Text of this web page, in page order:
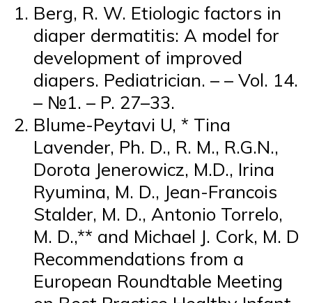
Berg, R. W. Etiologic factors in
diaper dermatitis: A model for
development of improved
diapers. Pediatrician. – – Vol. 14.
– №1. – P. 27–33.
Blume-Peytavi U, * Tina
Lavender, Ph. D., R. M., R.G.N.,
Dorota Jenerowicz, M.D., Irina
Ryumina, M. D., Jean-Francois
Stalder, M. D., Antonio Torrelo,
M. D.,** and Michael J. Cork, M. D
Recommendations from a
European Roundtable Meeting